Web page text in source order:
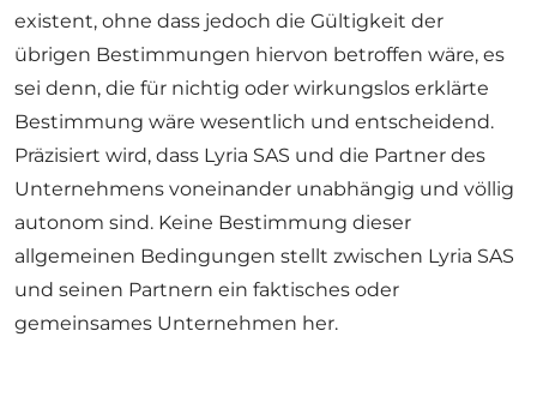
existent, ohne dass jedoch die Gültigkeit der
übrigen Bestimmungen hiervon betroffen wäre, es
sei denn, die für nichtig oder wirkungslos erklärte
Bestimmung wäre wesentlich und entscheidend.
Präzisiert wird, dass Lyria SAS und die Partner des
Unternehmens voneinander unabhängig und völlig
autonom sind. Keine Bestimmung dieser
allgemeinen Bedingungen stellt zwischen Lyria SAS
und seinen Partnern ein faktisches oder
gemeinsames Unternehmen her.